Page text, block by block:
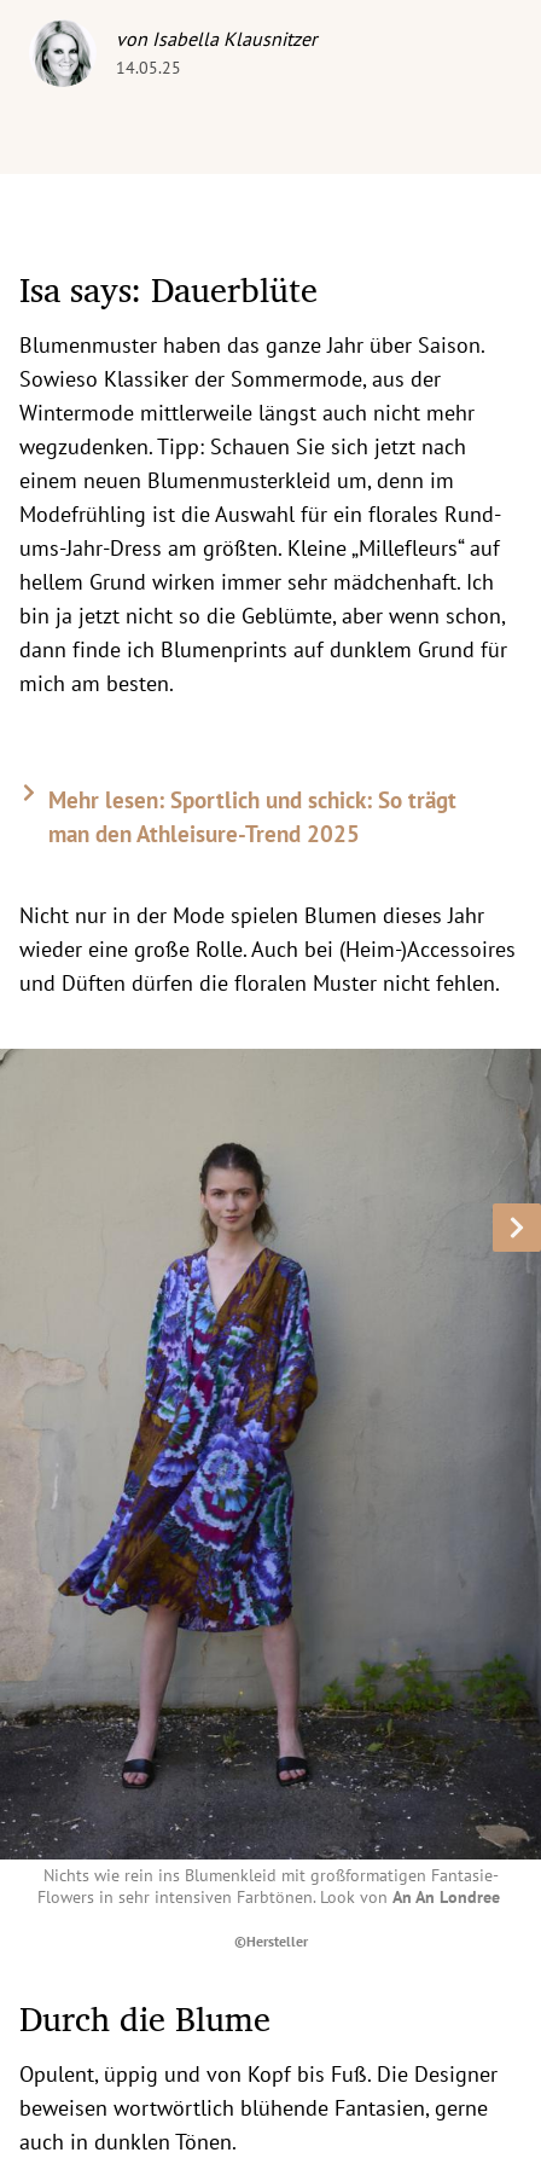
von Isabella Klausnitzer
14.05.25
Isa says: Dauerblüte
Blumenmuster haben das ganze Jahr über Saison.
Sowieso Klassiker der Sommermode, aus der
Wintermode mittlerweile längst auch nicht mehr
wegzudenken. Tipp: Schauen Sie sich jetzt nach
einem neuen Blumenmusterkleid um, denn im
Modefrühling ist die Auswahl für ein florales Rund-
ums-Jahr-Dress am größten. Kleine „Millefleurs“ auf
hellem Grund wirken immer sehr mädchenhaft. Ich
bin ja jetzt nicht so die Geblümte, aber wenn schon,
dann finde ich Blumenprints auf dunklem Grund für
mich am besten.
Mehr lesen: Sportlich und schick: So trägt
man den Athleisure-Trend 2025
Nicht nur in der Mode spielen Blumen dieses Jahr
wieder eine große Rolle. Auch bei (Heim-)Accessoires
und Düften dürfen die floralen Muster nicht fehlen.
Nichts wie rein ins Blumenkleid mit großformatigen Fantasie-
Flowers in sehr intensiven Farbtönen. Look von An An Londree
©Hersteller
Durch die Blume
Opulent, üppig und von Kopf bis Fuß. Die Designer
beweisen wortwörtlich blühende Fantasien, gerne
auch in dunklen Tönen.